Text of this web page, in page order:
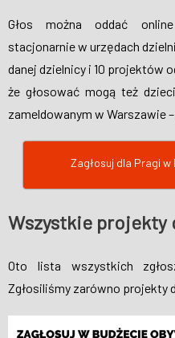
Głos można oddać
stacjonarnie w urzędach
danej dzielnicy i 10 projektów
że głosować mogą też
zameldowanym w Warszawie
Zagłosuj dla Pragi w
Wszystkie projekty
Oto lista wszystkich
Zgłosiliśmy zarówno projekty